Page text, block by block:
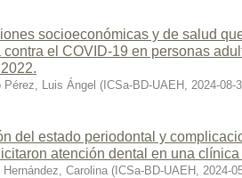
socioeconómicas y de salud
contra el COVID-19 en personas
Pérez, Luis Ángel ( ICSa-BD-UAEH , 2024-08-
del estado periodontal y
atención dental en una
Carolina ( ICSa-BD-UAEH , 2024-